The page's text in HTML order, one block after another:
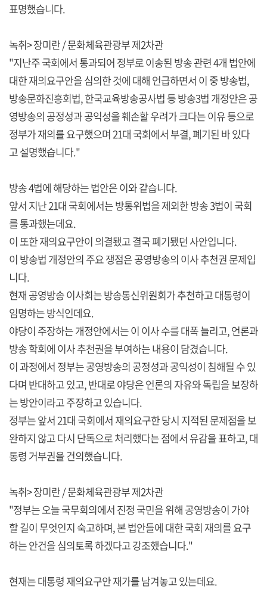
표명했습니다.
녹취> 장미란 / 문화체육관광부 제2차관
"지난주 국회에서 통과되어 정부로 이송된 방송 관련 4개 법안에
대한 재의요구안을 심의한 것에 대해 언급하면서 이 중 방송법,
방송문화진흥회법, 한국교육방송공사법 등 방송3법 개정안은 공
영방송의 공정성과 공익성을 훼손할 우려가 크다는 이유 등으로
정부가 재의를 요구했으며 21대 국회에서 부결, 폐기된 바 있다
고 설명했습니다."
방송 4법에 해당하는 법안은 이와 같습니다.
앞서 지난 21대 국회에서는 방통위법을 제외한 방송 3법이 국회
를 통과했는데요.
이 또한 재의요구안이 의결됐고 결국 폐기됐던 사안입니다.
이 방송법 개정안의 주요 쟁점은 공영방송의 이사 추천권 문제입
니다.
현재 공영방송 이사회는 방송통신위원회가 추천하고 대통령이
임명하는 방식인데요.
야당이 주장하는 개정안에서는 이 이사 수를 대폭 늘리고, 언론과
방송 학회에 이사 추천권을 부여하는 내용이 담겼습니다.
이 과정에서 정부는 공영방송의 공정성과 공익성이 침해될 수 있
다며 반대하고 있고, 반대로 야당은 언론의 자유와 독립을 보장하
는 방안이라고 주장하고 있습니다.
정부는 앞서 21대 국회에서 재의요구한 당시 지적된 문제점을 보
완하지 않고 다시 단독으로 처리했다는 점에서 유감을 표하고, 대
통령 거부권을 건의했습니다.
녹취> 장미란 / 문화체육관광부 제2차관
"정부는 오늘 국무회의에서 진정 국민을 위해 공영방송이 가야
할 길이 무엇인지 숙고하며, 본 법안들에 대한 국회 재의를 요구
하는 안건을 심의토록 하겠다고 강조했습니다."
현재는 대통령 재의요구안 재가를 남겨놓고 있는데요.